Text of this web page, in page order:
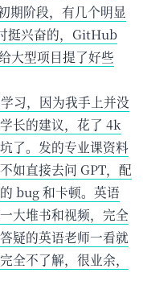
期阶段，有几个明显
挺兴奋的，GitHub
大型项目提了好些
习，因为我手上并没
长的建议，花了 4k
了。发的专业课资料
如直接去问 GPT，配
bug 和卡顿。英语
大堆书和视频，完全
疑的英语老师一看就
全不了解，很业余，